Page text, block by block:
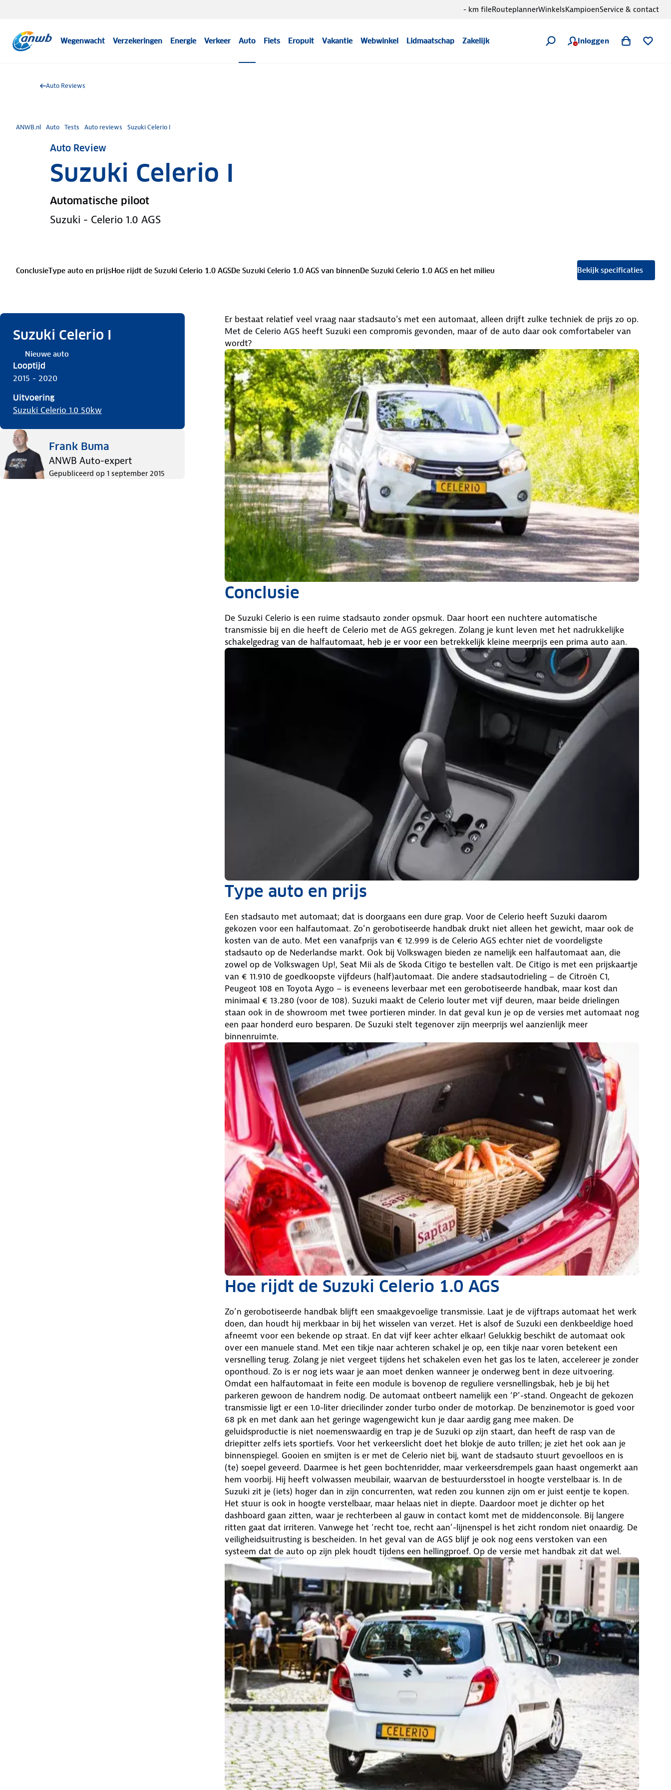
Wegenwacht Verzekeringen Energie Verkeer Auto Fiets Eropuit Vakantie Webwinkel Lidmaatschap Zakelijk Inloggen
- km fileRouteplannerWinkelsKampioenService & contact
Auto Reviews
ANWB.nl Auto Tests Auto reviews Suzuki Celerio I
Auto Review
Suzuki Celerio I
Automatische piloot
Suzuki - Celerio 1.0 AGS
ConclusieType auto en prijsHoe rijdt de Suzuki Celerio 1.0 AGSDe Suzuki Celerio 1.0 AGS van binnenDe Suzuki Celerio 1.0 AGS en het milieu Bekijk specificaties
Suzuki Celerio I
Nieuwe auto
Looptijd
2015 - 2020
Uitvoering
Suzuki Celerio 1.0 50kw
Frank Buma
ANWB Auto-expert
Gepubliceerd op 1 september 2015
Er bestaat relatief veel vraag naar stadsauto’s met een automaat, alleen drijft zulke techniek de prijs zo op.
Met de Celerio AGS heeft Suzuki een compromis gevonden, maar of de auto daar ook comfortabeler van
wordt?
Conclusie
De Suzuki Celerio is een ruime stadsauto zonder opsmuk. Daar hoort een nuchtere automatische
transmissie bij en die heeft de Celerio met de AGS gekregen. Zolang je kunt leven met het nadrukkelijke
schakelgedrag van de halfautomaat, heb je er voor een betrekkelijk kleine meerprijs een prima auto aan.
Type auto en prijs
Een stadsauto met automaat; dat is doorgaans een dure grap. Voor de Celerio heeft Suzuki daarom
gekozen voor een halfautomaat. Zo’n gerobotiseerde handbak drukt niet alleen het gewicht, maar ook de
kosten van de auto. Met een vanafprijs van € 12.999 is de Celerio AGS echter niet de voordeligste
stadsauto op de Nederlandse markt. Ook bij Volkswagen bieden ze namelijk een halfautomaat aan, die
zowel op de Volkswagen Up!, Seat Mii als de Skoda Citigo te bestellen valt. De Citigo is met een prijskaartje
van € 11.910 de goedkoopste vijfdeurs (half)automaat. Die andere stadsautodrieling – de Citroën C1,
Peugeot 108 en Toyota Aygo – is eveneens leverbaar met een gerobotiseerde handbak, maar kost dan
minimaal € 13.280 (voor de 108). Suzuki maakt de Celerio louter met vijf deuren, maar beide drielingen
staan ook in de showroom met twee portieren minder. In dat geval kun je op de versies met automaat nog
een paar honderd euro besparen. De Suzuki stelt tegenover zijn meerprijs wel aanzienlijk meer
binnenruimte.
Hoe rijdt de Suzuki Celerio 1.0 AGS
Zo’n gerobotiseerde handbak blijft een smaakgevoelige transmissie. Laat je de vijftraps automaat het werk
doen, dan houdt hij merkbaar in bij het wisselen van verzet. Het is alsof de Suzuki een denkbeeldige hoed
afneemt voor een bekende op straat. En dat vijf keer achter elkaar! Gelukkig beschikt de automaat ook
over een manuele stand. Met een tikje naar achteren schakel je op, een tikje naar voren betekent een
versnelling terug. Zolang je niet vergeet tijdens het schakelen even het gas los te laten, accelereer je zonder
oponthoud. Zo is er nog iets waar je aan moet denken wanneer je onderweg bent in deze uitvoering.
Omdat een halfautomaat in feite een module is bovenop de reguliere versnellingsbak, heb je bij het
parkeren gewoon de handrem nodig. De automaat ontbeert namelijk een ‘P’-stand. Ongeacht de gekozen
transmissie ligt er een 1.0-liter driecilinder zonder turbo onder de motorkap. De benzinemotor is goed voor
68 pk en met dank aan het geringe wagengewicht kun je daar aardig gang mee maken. De
geluidsproductie is niet noemenswaardig en trap je de Suzuki op zijn staart, dan heeft de rasp van de
driepitter zelfs iets sportiefs. Voor het verkeerslicht doet het blokje de auto trillen; je ziet het ook aan je
binnenspiegel. Gooien en smijten is er met de Celerio niet bij, want de stadsauto stuurt gevoelloos en is
(te) soepel geveerd. Daarmee is het geen bochtenridder, maar verkeersdrempels gaan haast ongemerkt aan
hem voorbij. Hij heeft volwassen meubilair, waarvan de bestuurdersstoel in hoogte verstelbaar is. In de
Suzuki zit je (iets) hoger dan in zijn concurrenten, wat reden zou kunnen zijn om er juist eentje te kopen.
Het stuur is ook in hoogte verstelbaar, maar helaas niet in diepte. Daardoor moet je dichter op het
dashboard gaan zitten, waar je rechterbeen al gauw in contact komt met de middenconsole. Bij langere
ritten gaat dat irriteren. Vanwege het ‘recht toe, recht aan’-lijnenspel is het zicht rondom niet onaardig. De
veiligheidsuitrusting is bescheiden. In het geval van de AGS blijf je ook nog eens verstoken van een
systeem dat de auto op zijn plek houdt tijdens een hellingproef. Op de versie met handbak zit dat wel.